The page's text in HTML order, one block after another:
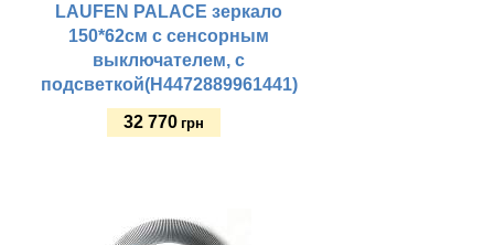
LAUFEN PALACE зеркало
150*62см с сенсорным
выключателем, с
подсветкой(H4472889961441)
32 770 грн